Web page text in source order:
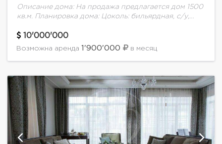
Описание дома: На продажа предлагается дом 1500
кв.м. Планировка дома: Цоколь: бильярдная, с/у,
винная комната, бассейн 40 м, финская сауна и
мини спортзал.Оборудование...
10'000'000
Возможна аренда 1'900'000 в месяц